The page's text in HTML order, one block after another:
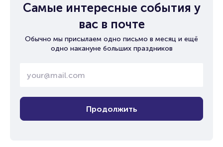
Самые интересные события у
вас в почте
Обычно мы присылаем одно письмо в месяц и ещё
одно накануне больших праздников
Продолжить